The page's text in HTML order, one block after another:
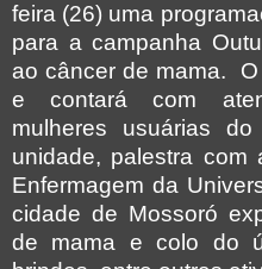
feira (26) uma
para a campanha
ao câncer de mama.
e contará com
mulheres usuárias
unidade, palestra com
Enfermagem da
cidade de Mossoró
de mama e colo do